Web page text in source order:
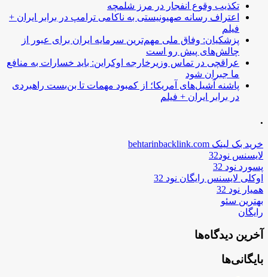
تکذیب وقوع انفجار در مرز شلمچه
اعتراف رسانه صهیونیستی به ناکامی ترامپ در برابر ایران +
فیلم
پزشکیان: وفاق ملی مهم‌ترین سرمایه ایران برای عبور از
چالش‌های پیش رو است
عراقچی در تماس وزیرخارجه اوکراین: باید خسارات به منافع
ما جبران شود
پاشنه آشیل‌های آمریکا؛ از کمبود مهمات تا بن‌بست راهبردی
در برابر ایران + فیلم
.
خرید بک لینک behtarinbacklink.com
لایسنس نود32
پسورد نود 32
اوکلی لایسنس رایگان نود 32
همیار نود 32
بهترین سئو
رایگان
آخرین دیدگاه‌ها
بایگانی‌ها